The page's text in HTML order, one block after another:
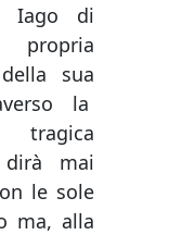
Iago di
propria
sua
la
mai
le sole
ma, alla